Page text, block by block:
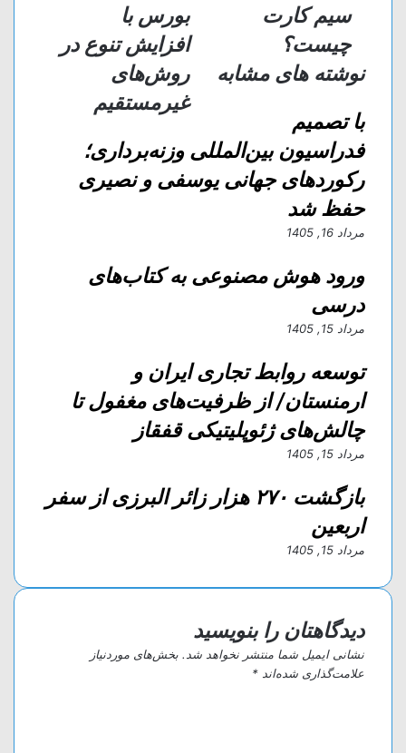
ر
ی
ا
ط
ی
ق
ا
ی
م
ل
بورس با
افزایش تنوع در
روش‌های
غیرمستقیم
سیم کارت
چیست؟
نوشته های مشابه
با تصمیم
فدراسیون بین‌المللی وزنه‌برداری؛
رکورد‌های جهانی یوسفی و نصیری
حفظ شد
مرداد 16, 1405
ورود هوش مصنوعی به کتاب‌های
درسی
مرداد 15, 1405
توسعه روابط تجاری ایران و
ارمنستان/ از ظرفیت‌های مغفول تا
چالش‌های ژئوپلیتیکی قفقاز
مرداد 15, 1405
بازگشت ۲۷۰ هزار زائر البرزی از سفر
اربعین
مرداد 15, 1405
دیدگاهتان را بنویسید
نشانی ایمیل شما منتشر نخواهد شد. بخش‌های موردنیاز
علامت‌گذاری شده‌اند *